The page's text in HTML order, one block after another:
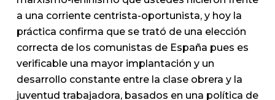
a una corriente centrista-oportunista, y hoy la
práctica confirma que se trató de una elección
correcta de los comunistas de España pues es
verificable una mayor implantación y un
desarrollo constante entre la clase obrera y la
juventud trabajadora, basados en una política de